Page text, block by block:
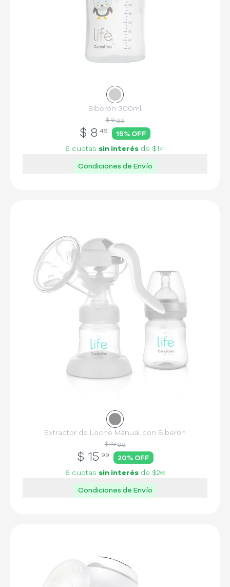
Biberón 300ml
$ 9 99
$ 8 49 15% OFF
6 cuotas sin interés de $1 41
Condiciones de Envío
Extractor de Leche Manual con Biberón
$ 19 99
$ 15 99 20% OFF
6 cuotas sin interésde $266
Condiciones de Envío